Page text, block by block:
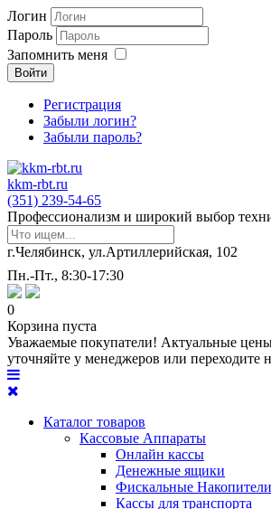
Логин
Пароль
Запомнить меня
Войти
Регистрация
Забыли логин?
Забыли пароль?
kkm-rbt.ru
(351) 239-54-65
Профессионализм и широкий выбор
г.Челябинск, ул.Артиллерийская, 102
Пн.-Пт., 8:30-17:30
0
Корзина пуста
Уважаемые покупатели! Актуальные
уточняйте у менеджеров или переходите
Каталог товаров
Кассовые Аппараты
Онлайн кассы
Денежные ящики
Фискальные Накопители
Кассы для транспорта